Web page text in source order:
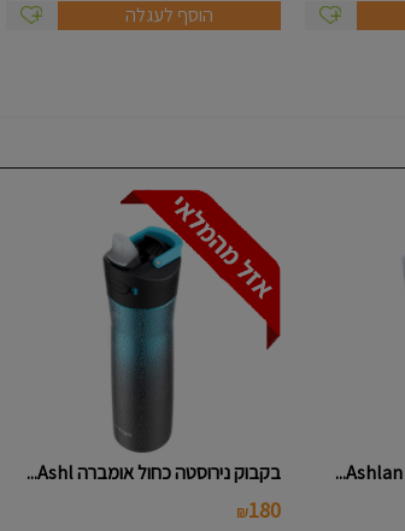
הוסף לעגלה
בקבוק נירוסטה כחול אומברה Ashl...
180
₪